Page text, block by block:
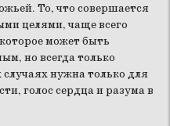
То, что совершается
целями, чаще всего
может быть
но всегда только
нужна только для
голос сердца и разума в